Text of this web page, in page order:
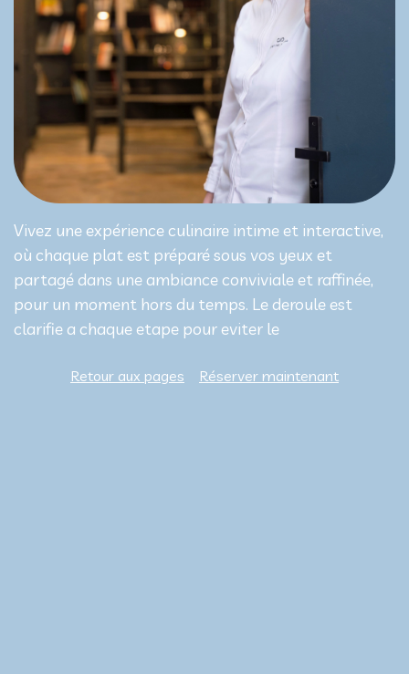
Vivez une expérience culinaire intime et interactive,
où chaque plat est préparé sous vos yeux et
partagé dans une ambiance conviviale et raffinée,
pour un moment hors du temps. Le deroule est
clarifie a chaque etape pour eviter le
Retour aux pages Réserver maintenant